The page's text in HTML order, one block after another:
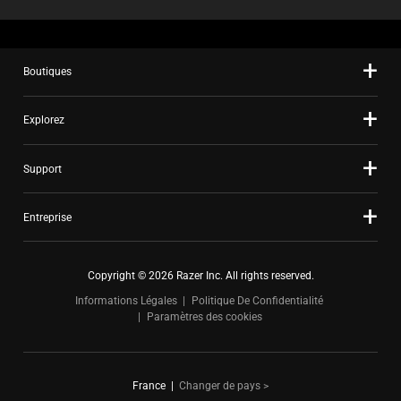
Boutiques
Explorez
Support
Entreprise
Copyright © 2026 Razer Inc. All rights reserved.
Informations Légales
Politique De Confidentialité
Paramètres des cookies
France Changer de pays >